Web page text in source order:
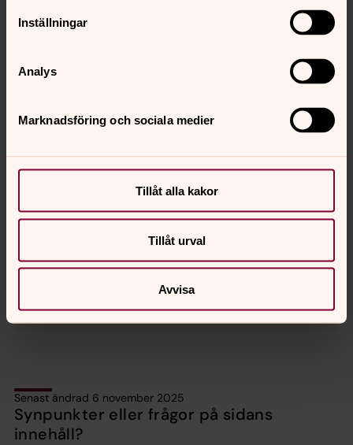
Inställningar
Analys
Marknadsföring och sociala medier
Tillåt alla kakor
Tillåt urval
Avvisa
Åsa Björkman
Handläggare organisation och ledarstöd, Luleå stift
asa.bjorkman@svenskakyrkan.se
Senast ändrad 6 november 2025
Synpunkter eller frågor på sidans
innehåll?